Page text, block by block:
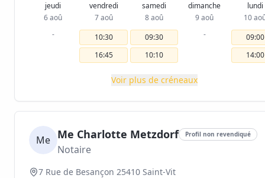
jeudi
6 aoû
-
vendredi
7 aoû
10:30
16:45
samedi
8 aoû
09:30
10:10
dimanche
9 aoû
-
lundi
10
09:00
14:00
Voir plus de créneaux
Me Me Charlotte Metzdorf Profil non revendiqué
Notaire
7 Rue de Besançon 25410 Saint-Vit